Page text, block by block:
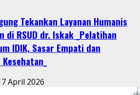
Tekankan Layanan Humanis
di RSUD dr. Iskak _Pelatihan
IDIK, Sasar Empati dan
April 2026